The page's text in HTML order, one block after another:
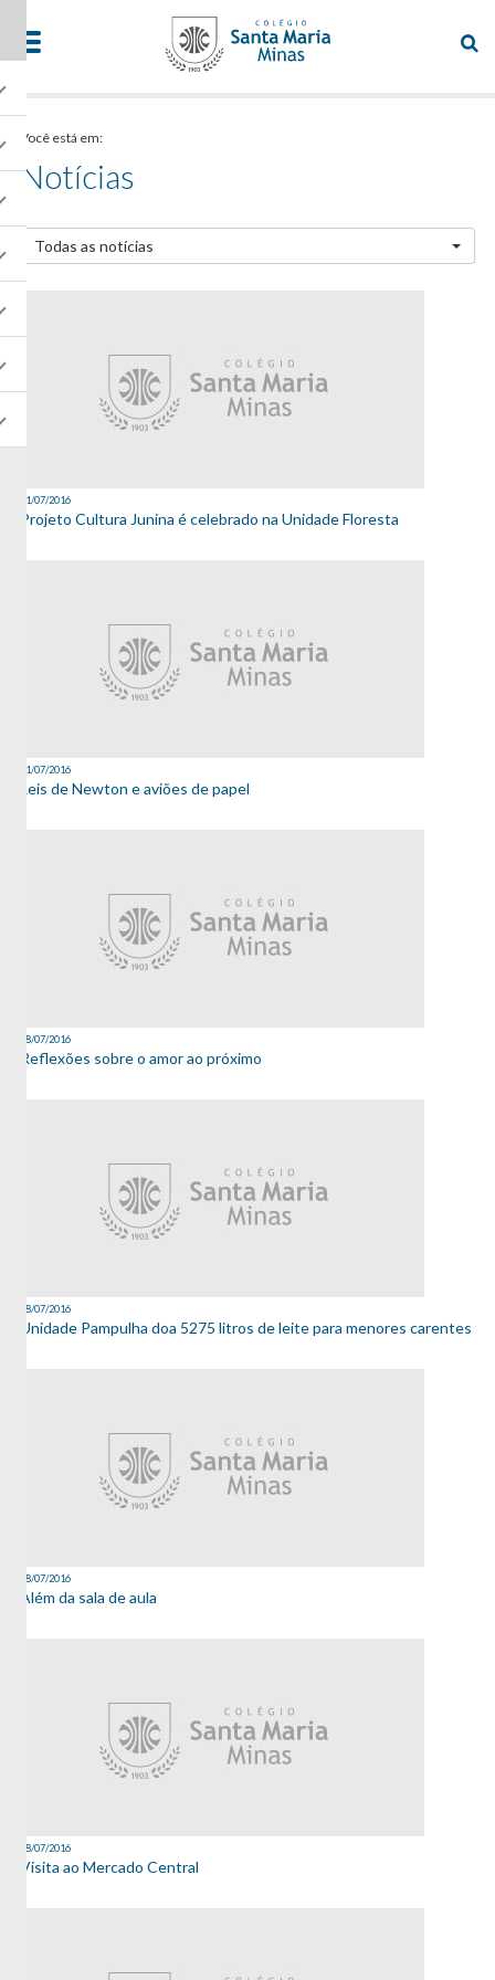
Você está em:
Notícias
Todas as notícias
11/07/2016
Projeto Cultura Junina é celebrado na Unidade Floresta
11/07/2016
Leis de Newton e aviões de papel
08/07/2016
Reflexões sobre o amor ao próximo
08/07/2016
Unidade Pampulha doa 5275 litros de leite para menores carentes
08/07/2016
Além da sala de aula
08/07/2016
Visita ao Mercado Central